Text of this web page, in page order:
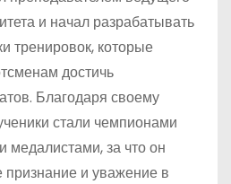
и начал разрабатывать
тренировок, которые
достичь
Благодаря своему
стали чемпионами
за что он
признание и уважение в